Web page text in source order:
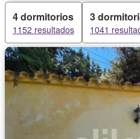
4 dormitorios
1152 resultados
3
1041